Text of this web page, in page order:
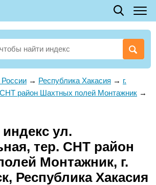
→ Республика Хакасия → г.
район Шахтных полей Монтажник →
ул.
тер. СНТ район
Монтажник, г.
Республика Хакасия